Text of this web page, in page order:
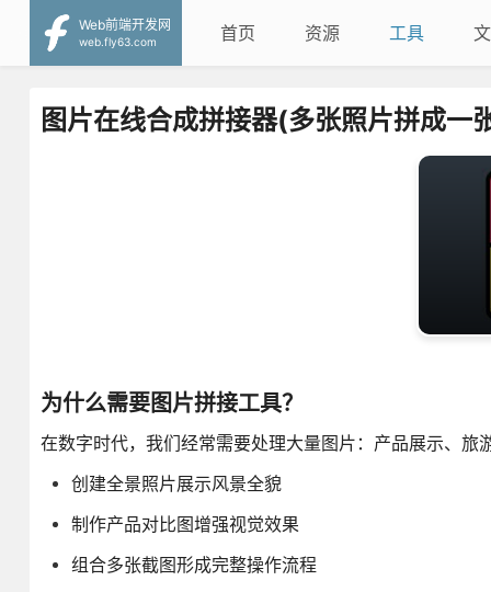
Web前端开发网
web.fly63.com
首页 资源 工具
图片在线合成拼接器(多张照片拼成一
为什么需要图片拼接工具？
在数字时代，我们经常需要处理大量图片：产品展示、旅
创建全景照片展示风景全貌
制作产品对比图增强视觉效果
组合多张截图形成完整操作流程